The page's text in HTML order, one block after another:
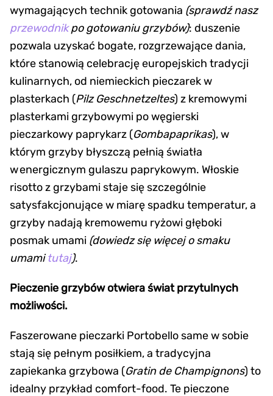
wymagających technik gotowania (sprawdź nasz
przewodnikpo gotowaniu grzybów): duszenie
pozwala uzyskać bogate, rozgrzewające dania,
które stanowią celebrację europejskich tradycji
kulinarnych, od niemieckich pieczarek w
plasterkach (Pilz Geschnetzeltes) z kremowymi
plasterkami grzybowymi po węgierski
pieczarkowy paprykarz (Gombapaprikas), w
którym grzyby błyszczą pełnią światła
w energicznym gulaszu paprykowym. Włoskie
risotto z grzybami staje się szczególnie
satysfakcjonujące w miarę spadku temperatur, a
grzyby nadają kremowemu ryżowi głęboki
posmak umami (dowiedz się więcej o smaku
umamitutaj).
Pieczenie grzybów otwiera świat przytulnych
możliwości.
Faszerowane pieczarki Portobello same w sobie
stają się pełnym posiłkiem, a tradycyjna
zapiekanka grzybowa (Gratin de Champignons) to
idealny przykład comfort-food. Te pieczone